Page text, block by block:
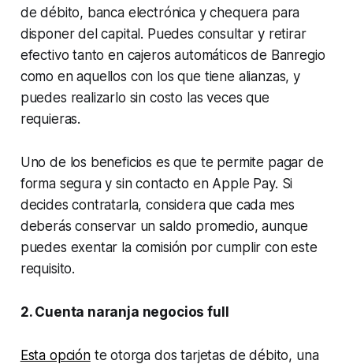
de débito, banca electrónica y chequera para
disponer del capital. Puedes consultar y retirar
efectivo tanto en cajeros automáticos de Banregio
como en aquellos con los que tiene alianzas, y
puedes realizarlo sin costo las veces que
requieras.
Uno de los beneficios es que te permite pagar de
forma segura y sin contacto en Apple Pay. Si
decides contratarla, considera que cada mes
deberás conservar un saldo promedio, aunque
puedes exentar la comisión por cumplir con este
requisito.
2. Cuenta naranja negocios full
Esta opciónte otorga dos tarjetas de débito, una